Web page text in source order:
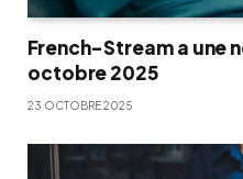
French-Stream a une
octobre 2025
23 OCTOBRE 2025